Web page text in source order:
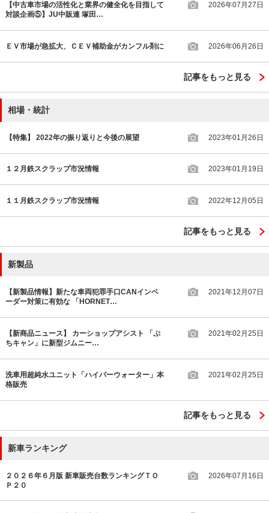
【中古車市場の活性化と業界の健全化を目指して
対談企画⑤】JU中販連 塚田…
2026年07月27日
ＥＶ市場が急拡大、ＣＥＶ補助金がカンフル剤に 2026年06月26日
記事をもっと見る
相場・統計
【特集】 2022年の振り返りと今後の展望 2023年01月26日
１２月鉄スクラップ市況情報 2023年01月19日
１１月鉄スクラップ市況情報 2022年12月05日
記事をもっと見る
新製品
【新製品情報】新たな車両犯罪手口CANインベ
ーダー対策に有効な 「HORNET…
2021年12月07日
【新商品ニュース】 カーショップアシスト 「ぷ
ちキャン」に新型ジムニー…
2021年02月25日
洗車用超純水ユニット「ハイパーウォーター」本
格販売
2021年02月25日
記事をもっと見る
新車ランキング
２０２６年６月版 新車販売台数ランキングＴＯ
Ｐ２０
2026年07月16日